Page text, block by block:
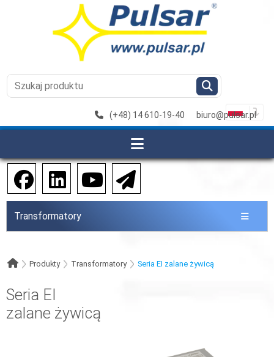
(+48) 14 610-19-40 biuro@pulsar.pl
Transformatory
Produkty Transformatory Seria EI zalane żywicą
Seria EI
zalane żywicą